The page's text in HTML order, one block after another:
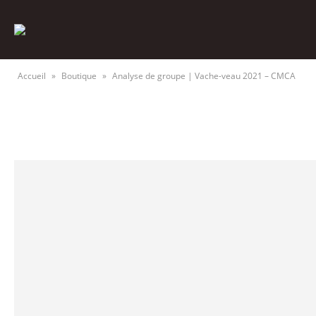
Accueil » Boutique » Analyse de groupe | Vache-veau 2021 – CMCA